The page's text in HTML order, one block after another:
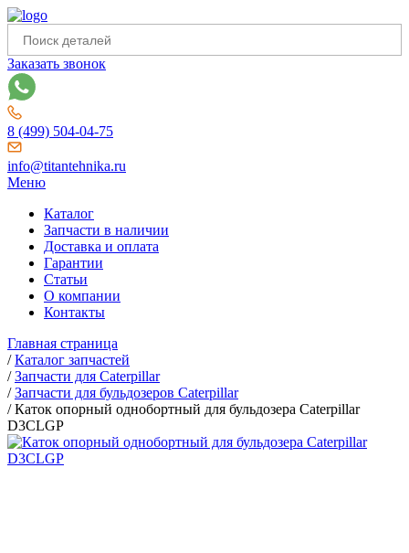
Заказать звонок
8 (499) 504-04-75
info@titantehnika.ru
Меню
Каталог
Запчасти в наличии
Доставка и оплата
Гарантии
Статьи
О компании
Контакты
Главная страница
/Каталог запчастей
/Запчасти для Caterpillar
/Запчасти для бульдозеров Caterpillar
/Каток опорный однобортный для бульдозера Caterpillar
D3CLGP